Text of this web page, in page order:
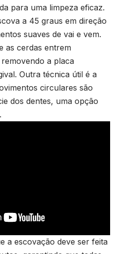
para uma limpeza eficaz.
a 45 graus em direção
suaves de vai e vem.
as cerdas entrem
a placa
Outra técnica útil é a
circulares são
dos dentes, uma opção
a escovação deve ser feita